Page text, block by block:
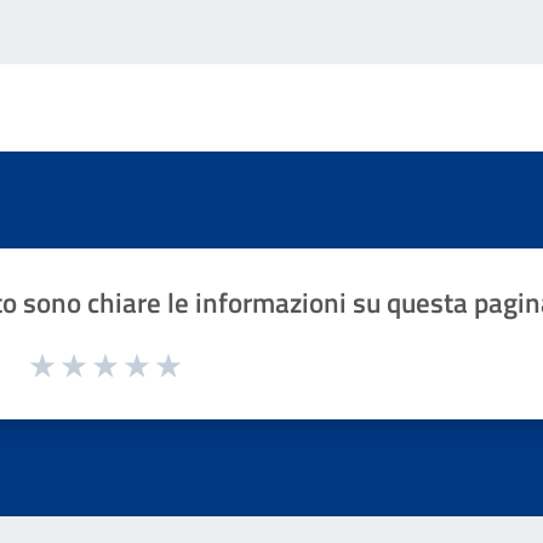
sono chiare le informazioni su questa
1 a 5 stelle la pagina